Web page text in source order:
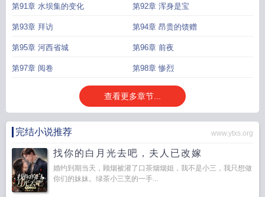
第91章 水坝集的变化 第92章 浑身是宝
第93章 拜访 第94章 昂贵的馈赠
第95章 河西省城 第96章 前夜
第97章 阅卷 第98章 惨烈
查看更多章节...
完结小说推荐 www.ytxs.org
找你的白月光去吧，夫人已改嫁
婚约到期当天，顾烟被灌了口茶烟烟姐，我不是小三，我只想做
你们的妹妹。绿茶小三烹的一手...